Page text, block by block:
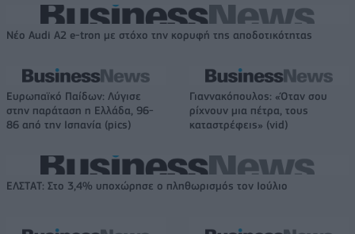
Νέο Audi A2 e-tron με στόχο την κορυφή της αποδοτικότητας
Ευρωπαϊκό Παίδων: Λύγισε
στην παράταση η Ελλάδα, 96-
86 από την Ισπανία (pics)
Γιαννακόπουλος: «Όταν σου
ρίχνουν μια πέτρα, τους
καταστρέφεις» (vid)
ΕΛΣΤΑΤ: Στο 3,4% υποχώρησε ο πληθωρισμός τον Ιούλιο